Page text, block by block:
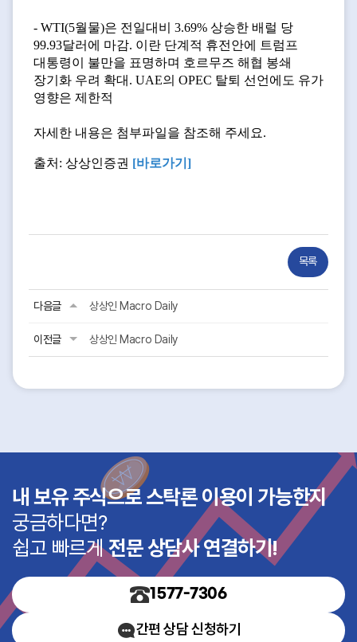
- WTI(5월물)은 전일대비 3.69% 상승한 배럴 당
99.93달러에 마감. 이란 단계적 휴전안에 트럼프
대통령이 불만을 표명하며 호르무즈 해협 봉쇄
장기화 우려 확대. UAE의 OPEC 탈퇴 선언에도 유가
영향은 제한적
자세한 내용은 첨부파일을 참조해 주세요.
출처: 상상인증권 [바로가기 ]
목록
다음글 상상인 Macro Daily
이전글 상상인 Macro Daily
내 보유 주식으로 스탁론 이용이 가능한지
궁금하다면?
쉽고 빠르게전문 상담사 연결하기!
1577-7306
간편 상담 신청하기